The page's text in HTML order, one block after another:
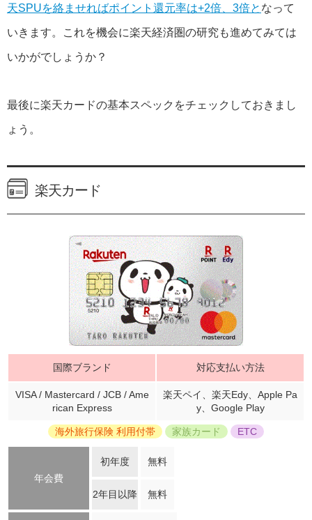
天SPUを絡ませればポイント還元率は+2倍、3倍と なって
いきます。これを機会に楽天経済圏の研究も進めてみては
いかがでしょうか？
最後に楽天カードの基本スペックをチェックしておきまし
ょう。
楽天カード
国際ブランド 対応支払い方法
VISA / Mastercard / JCB / Ame
rican Express
楽天ペイ、楽天Edy、Apple Pa
y、Google Play
海外旅行保険 利用付帯 家族カード ETC
年会費
初年度 無料
2年目以降 無料